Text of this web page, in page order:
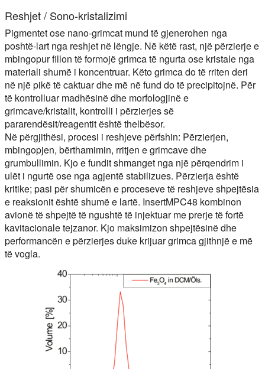
Reshjet / Sono-kristalizimi
Pigmentet ose nano-grimcat mund të gjenerohen nga
poshtë-lart nga reshjet në lëngje. Në këtë rast, një përzierje e
mbingopur fillon të formojë grimca të ngurta ose kristale nga
materiali shumë i koncentruar. Këto grimca do të rriten deri
në një pikë të caktuar dhe më në fund do të precipitojnë. Për
të kontrolluar madhësinë dhe morfologjinë e
grimcave/kristalit, kontrolli i përzierjes së
pararendësit/reagentit është thelbësor.
Në përgjithësi, procesi i reshjeve përfshin: Përzierjen,
mbingopjen, bërthamimin, rritjen e grimcave dhe
grumbullimin. Kjo e fundit shmanget nga një përqendrim i
ulët i ngurtë ose nga agjentë stabilizues. Përzierja është
kritike; pasi për shumicën e proceseve të reshjeve shpejtësia
e reaksionit është shumë e lartë. InsertMPC48 kombinon
avionë të shpejtë të ngushtë të injektuar me prerje të fortë
kavitacionale tejzanor. Kjo maksimizon shpejtësinë dhe
performancën e përzierjes duke krijuar grimca gjithnjë e më
të vogla.